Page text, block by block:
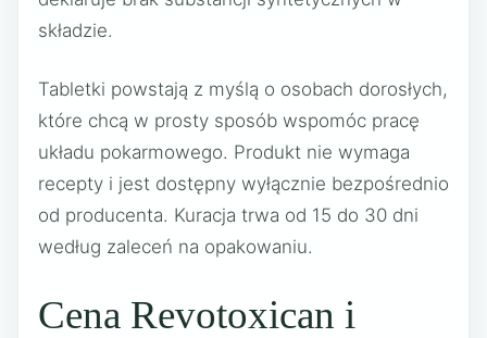
składzie.
Tabletki powstają z myślą o osobach dorosłych,
które chcą w prosty sposób wspomóc pracę
układu pokarmowego. Produkt nie wymaga
recepty i jest dostępny wyłącznie bezpośrednio
od producenta. Kuracja trwa od 15 do 30 dni
według zaleceń na opakowaniu.
Cena Revotoxican i